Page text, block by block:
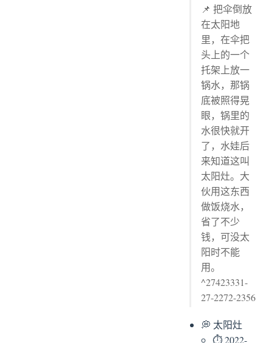
📌 把伞倒放
在太阳地
里，在伞把
头上的一个
托架上放一
锅水，那锅
底被照得晃
眼，锅里的
水很快就开
了，水娃后
来知道这叫
太阳灶。大
伙用这东西
做饭烧水，
省了不少
钱，可没太
阳时不能
用。
^27423331-
27-2272-2356
💭 太阳灶
⏱ 2022-